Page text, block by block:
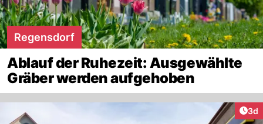
Regensdorf
Ablauf der Ruhezeit: Ausgewählte
Gräber werden aufgehoben
3d